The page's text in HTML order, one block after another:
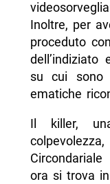
Inoltre, per
proceduto
su cui sono
ematiche
Il killer,
ora si trova